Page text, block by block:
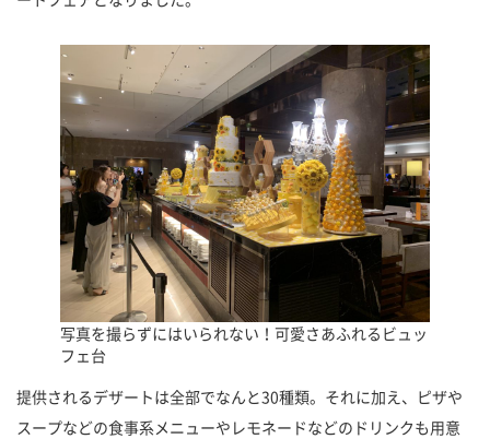
写真を撮らずにはいられない！可愛さあふれるビュッ
フェ台
提供されるデザートは全部でなんと30種類。それに加え、ピザや
スープなどの食事系メニューやレモネードなどのドリンクも用意